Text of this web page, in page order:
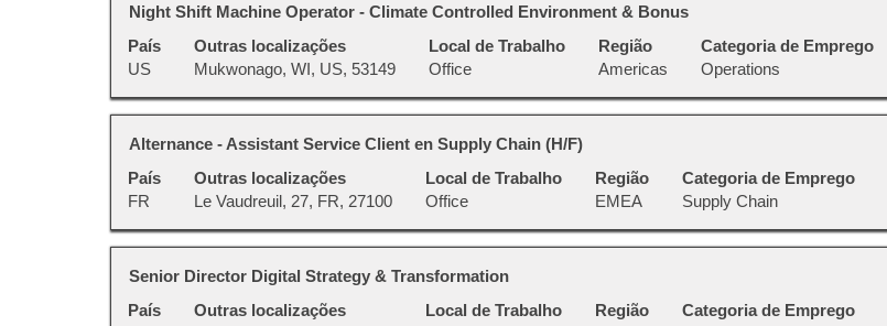
da
dela.
de
espaço
pressionada
visualizar
as
informações
dela.
Título
Night Shift Machine Operator - Climate Controlled Environment & Bonus
País
US
Outras localizações
Mukwonago, WI, US, 53149
Local de Trabalho
Office
Região
Americas
Categoria de Emprego
Operations
Selecione
vaga
com
a
de
espaço
pressionada
visualizar
as
informações
Título
Alternance - Assistant Service Client en Supply Chain (H/F)
País
FR
Outras localizações
Le Vaudreuil, 27, FR, 27100
Local de Trabalho
Office
Região
EMEA
Categoria de Emprego
Supply Chain
Selecione
vaga
com
a
de
espaço
Título
Senior Director Digital Strategy & Transformation
País
Outras localizações
Local de Trabalho
Região
Categoria de Emprego
Selecione
vaga